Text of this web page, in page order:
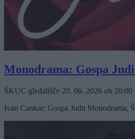
Monodrama: Gospa
ŠKUC gledališče 20. 06. 2026 ob 20:00
Ivan Cankar: Gospa Judit Monodrama,